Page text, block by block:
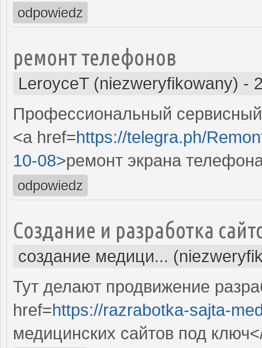
odpowiedz
ремонт телефонов
LeroyceT (niezweryfikowany) -
Профессиональный
<a href=https://telegra.ph/
10-08>ремонт экрана
odpowiedz
Создание и разработка
создание медици...
Тут делают продвижение
href=https://razrabotka-sajta-
медицинских сайтов под